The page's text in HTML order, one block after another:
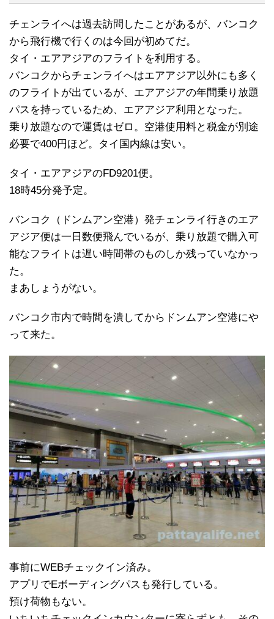
チェンライへは過去訪問したことがあるが、バンコク
から飛行機で行くのは今回が初めてだ。
タイ・エアアジアのフライトを利用する。
バンコクからチェンライへはエアアジア以外にも多く
のフライトが出ているが、エアアジアの年間乗り放題
パスを持っているため、エアアジア利用となった。
乗り放題なので運賃はゼロ。空港使用料と税金が別途
必要で400円ほど。タイ国内線は安い。
タイ・エアアジアのFD9201便。
18時45分発予定。
バンコク（ドンムアン空港）発チェンライ行きのエア
アジア便は一日数便飛んでいるが、乗り放題で購入可
能なフライトは遅い時間帯のものしか残っていなかっ
た。
まあしょうがない。
バンコク市内で時間を潰してからドンムアン空港にや
って来た。
事前にWEBチェックイン済み。
アプリでEボーディングパスも発行している。
預け荷物もない。